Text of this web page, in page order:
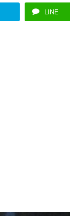
LINE